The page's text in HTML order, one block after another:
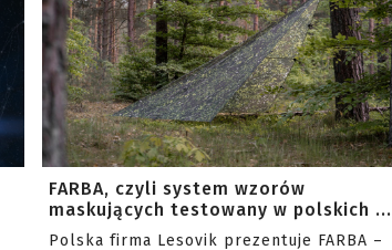
FARBA, czyli system wzorów
maskujących testowany w polskich ...
Polska firma Lesovik prezentuje FARBA –